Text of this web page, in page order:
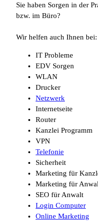
Sie haben Sorgen in der
bzw. im Büro?
Wir helfen auch Ihnen bei:
IT Probleme
EDV Sorgen
WLAN
Drucker
Netzwerk
Internetseite
Router
Kanzlei Programm
VPN
Telefonie
Sicherheit
Marketing für
Marketing für
SEO für Anwalt
Login Computer
Online Marketing